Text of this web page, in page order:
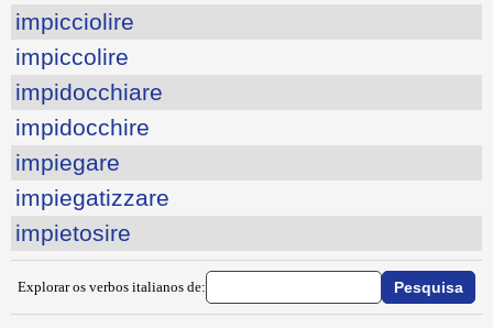
impicciolire
impiccolire
impidocchiare
impidocchire
impiegare
impiegatizzare
impietosire
Explorar os verbos italianos de: